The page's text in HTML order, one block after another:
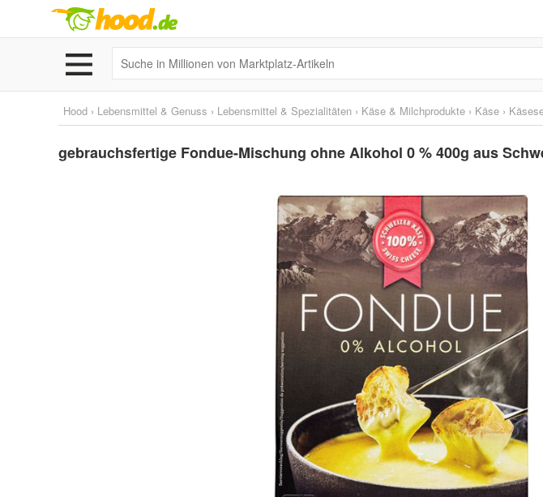
Hood › Lebensmittel & Genuss › Lebensmittel & Spezialitäten › Käse & Milchprodukte › Käse ›
gebrauchsfertige Fondue-Mischung ohne Alkohol 0 % 400g aus